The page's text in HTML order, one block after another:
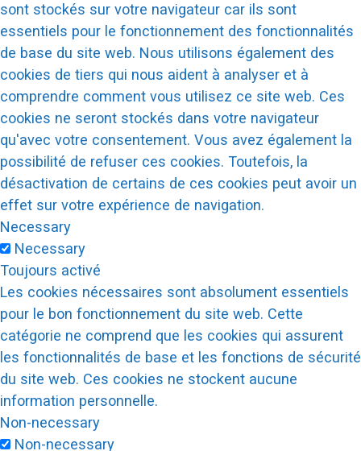
sont stockés sur votre navigateur car ils sont
essentiels pour le fonctionnement des fonctionnalités
de base du site web. Nous utilisons également des
cookies de tiers qui nous aident à analyser et à
comprendre comment vous utilisez ce site web. Ces
cookies ne seront stockés dans votre navigateur
qu'avec votre consentement. Vous avez également la
possibilité de refuser ces cookies. Toutefois, la
désactivation de certains de ces cookies peut avoir un
effet sur votre expérience de navigation.
Necessary
Necessary
Toujours activé
Les cookies nécessaires sont absolument essentiels
pour le bon fonctionnement du site web. Cette
catégorie ne comprend que les cookies qui assurent
les fonctionnalités de base et les fonctions de sécurité
du site web. Ces cookies ne stockent aucune
information personnelle.
Non-necessary
Non-necessary